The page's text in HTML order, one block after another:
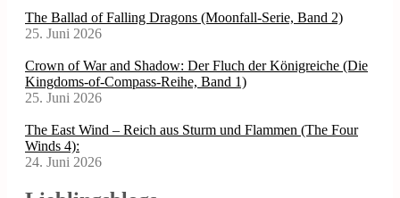
The Ballad of Falling Dragons (Moonfall-Serie, Band 2)
25. Juni 2026
Crown of War and Shadow: Der Fluch der Königreiche (Die
Kingdoms-of-Compass-Reihe, Band 1)
25. Juni 2026
The East Wind – Reich aus Sturm und Flammen (The Four
Winds 4):
24. Juni 2026